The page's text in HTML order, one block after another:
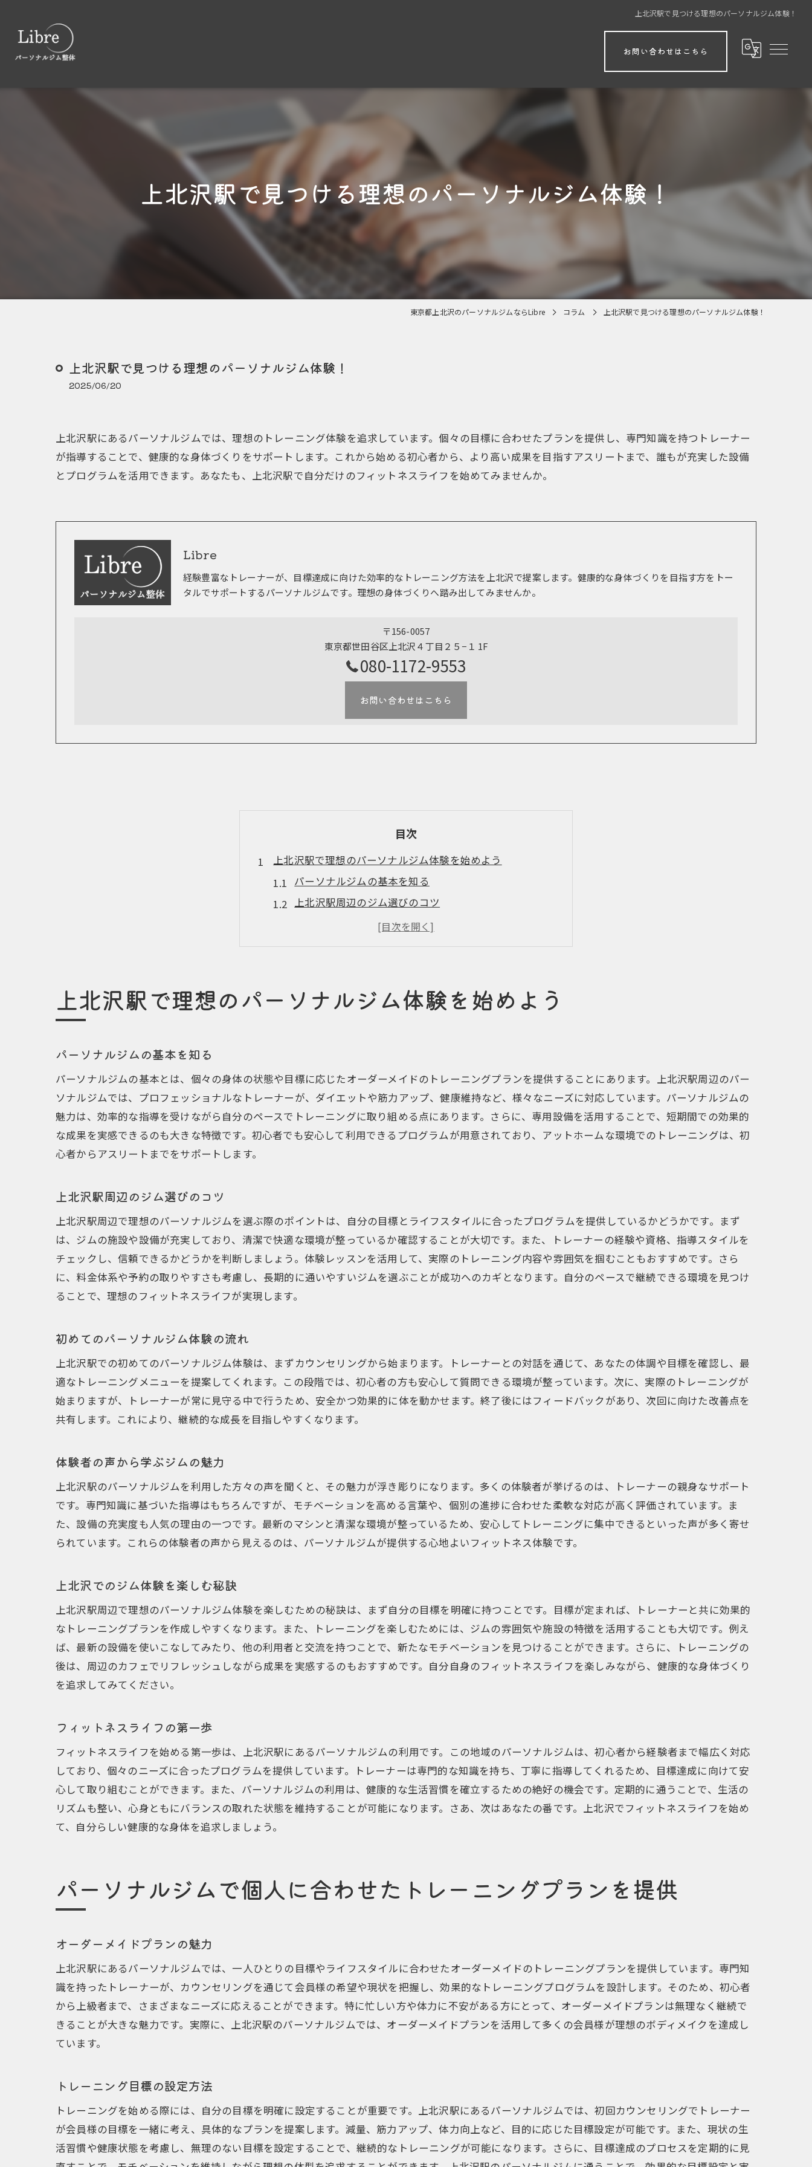
上北沢駅で見つける理想のパーソナルジム体験！
お問い合わせはこちら
上北沢駅で見つける理想のパーソナルジム体験！
東京都上北沢のパーソナルジムならLibre コラム 上北沢駅で見つける理想のパーソナルジム体験！
上北沢駅で見つける理想のパーソナルジム体験！
2025/06/20
上北沢駅にあるパーソナルジムでは、理想のトレーニング体験を追求しています。個々の目標に合わせたプランを提供し、専門知識を持つトレーナー
が指導することで、健康的な身体づくりをサポートします。これから始める初心者から、より高い成果を目指すアスリートまで、誰もが充実した設備
とプログラムを活用できます。あなたも、上北沢駅で自分だけのフィットネスライフを始めてみませんか。
Libre
経験豊富なトレーナーが、目標達成に向けた効率的なトレーニング方法を上北沢で提案します。健康的な身体づくりを目指す方をトー
タルでサポートするパーソナルジムです。理想の身体づくりへ踏み出してみませんか。
〒156-0057
東京都世田谷区上北沢４丁目２５−１ 1F
080-1172-9553
お問い合わせはこちら
目次
上北沢駅で理想のパーソナルジム体験を始めよう
パーソナルジムの基本を知る
上北沢駅周辺のジム選びのコツ
初めてのパーソナルジム体験の流れ
体験者の声から学ぶジムの魅力
フィットネスライフの第一歩
パーソナルジムで個人に合わせたトレーニングプランを提供
パーソナルジムでの目標達成事例
プログラムのカスタマイズ方法
効果的なトレーニングの秘訣
上北沢駅でのトレーニングプラン活用例
トレーナーと共に健康を維持する秘訣
個別指導で得られるメリット
トレーナーが提供する健康アドバイス
上北沢のトレーナー紹介
初心者からプロまで対応可能な上北沢のパーソナルジム
プロフェッショナルのための設備
初心者が安心して始められる理由
プロ選手が選ぶジムの特徴
設備ごとのトレーニングメニュー
設備を活かしたトレーニングのコツ
上北沢ジムの設備紹介
継続のためのモチベーション維持法
長期間のトレーニングで得られる効果
トレーニング継続のための計画作り
上北沢で健康的なライフスタイルを手に入れる秘訣
ライフスタイルに合わせたジム活用法
健康維持のための食事管理
運動と休息のバランスを見直す
トレーナーと共に目標達成を目指すパーソナルジムの魅力
モチベーションを引き出すトレーナーの役割
トレーナーと一緒に取り組むゴール設定
上北沢のパーソナルジムでの成功体験
上北沢駅で理想のパーソナルジム体験を始めよう
パーソナルジムの基本を知る
パーソナルジムの基本とは、個々の身体の状態や目標に応じたオーダーメイドのトレーニングプランを提供することにあります。上北沢駅周辺のパー
ソナルジムでは、プロフェッショナルなトレーナーが、ダイエットや筋力アップ、健康維持など、様々なニーズに対応しています。パーソナルジムの
魅力は、効率的な指導を受けながら自分のペースでトレーニングに取り組める点にあります。さらに、専用設備を活用することで、短期間での効果的
な成果を実感できるのも大きな特徴です。初心者でも安心して利用できるプログラムが用意されており、アットホームな環境でのトレーニングは、初
心者からアスリートまでをサポートします。
上北沢駅周辺のジム選びのコツ
上北沢駅周辺で理想のパーソナルジムを選ぶ際のポイントは、自分の目標とライフスタイルに合ったプログラムを提供しているかどうかです。まず
は、ジムの施設や設備が充実しており、清潔で快適な環境が整っているか確認することが大切です。また、トレーナーの経験や資格、指導スタイルを
チェックし、信頼できるかどうかを判断しましょう。体験レッスンを活用して、実際のトレーニング内容や雰囲気を掴むこともおすすめです。さら
に、料金体系や予約の取りやすさも考慮し、長期的に通いやすいジムを選ぶことが成功へのカギとなります。自分のペースで継続できる環境を見つけ
ることで、理想のフィットネスライフが実現します。
初めてのパーソナルジム体験の流れ
上北沢駅での初めてのパーソナルジム体験は、まずカウンセリングから始まります。トレーナーとの対話を通じて、あなたの体調や目標を確認し、最
適なトレーニングメニューを提案してくれます。この段階では、初心者の方も安心して質問できる環境が整っています。次に、実際のトレーニングが
始まりますが、トレーナーが常に見守る中で行うため、安全かつ効果的に体を動かせます。終了後にはフィードバックがあり、次回に向けた改善点を
共有します。これにより、継続的な成長を目指しやすくなります。
体験者の声から学ぶジムの魅力
上北沢駅のパーソナルジムを利用した方々の声を聞くと、その魅力が浮き彫りになります。多くの体験者が挙げるのは、トレーナーの親身なサポート
です。専門知識に基づいた指導はもちろんですが、モチベーションを高める言葉や、個別の進捗に合わせた柔軟な対応が高く評価されています。ま
た、設備の充実度も人気の理由の一つです。最新のマシンと清潔な環境が整っているため、安心してトレーニングに集中できるといった声が多く寄せ
られています。これらの体験者の声から見えるのは、パーソナルジムが提供する心地よいフィットネス体験です。
上北沢でのジム体験を楽しむ秘訣
上北沢駅周辺で理想のパーソナルジム体験を楽しむための秘訣は、まず自分の目標を明確に持つことです。目標が定まれば、トレーナーと共に効果的
なトレーニングプランを作成しやすくなります。また、トレーニングを楽しむためには、ジムの雰囲気や施設の特徴を活用することも大切です。例え
ば、最新の設備を使いこなしてみたり、他の利用者と交流を持つことで、新たなモチベーションを見つけることができます。さらに、トレーニングの
後は、周辺のカフェでリフレッシュしながら成果を実感するのもおすすめです。自分自身のフィットネスライフを楽しみながら、健康的な身体づくり
を追求してみてください。
フィットネスライフの第一歩
フィットネスライフを始める第一歩は、上北沢駅にあるパーソナルジムの利用です。この地域のパーソナルジムは、初心者から経験者まで幅広く対応
しており、個々のニーズに合ったプログラムを提供しています。トレーナーは専門的な知識を持ち、丁寧に指導してくれるため、目標達成に向けて安
心して取り組むことができます。また、パーソナルジムの利用は、健康的な生活習慣を確立するための絶好の機会です。定期的に通うことで、生活の
リズムも整い、心身ともにバランスの取れた状態を維持することが可能になります。さあ、次はあなたの番です。上北沢でフィットネスライフを始め
て、自分らしい健康的な身体を追求しましょう。
パーソナルジムで個人に合わせたトレーニングプランを提供
オーダーメイドプランの魅力
上北沢駅にあるパーソナルジムでは、一人ひとりの目標やライフスタイルに合わせたオーダーメイドのトレーニングプランを提供しています。専門知
識を持ったトレーナーが、カウンセリングを通じて会員様の希望や現状を把握し、効果的なトレーニングプログラムを設計します。そのため、初心者
から上級者まで、さまざまなニーズに応えることができます。特に忙しい方や体力に不安がある方にとって、オーダーメイドプランは無理なく継続で
きることが大きな魅力です。実際に、上北沢駅のパーソナルジムでは、オーダーメイドプランを活用して多くの会員様が理想のボディメイクを達成し
ています。
トレーニング目標の設定方法
トレーニングを始める際には、自分の目標を明確に設定することが重要です。上北沢駅にあるパーソナルジムでは、初回カウンセリングでトレーナー
が会員様の目標を一緒に考え、具体的なプランを提案します。減量、筋力アップ、体力向上など、目的に応じた目標設定が可能です。また、現状の生
活習慣や健康状態を考慮し、無理のない目標を設定することで、継続的なトレーニングが可能になります。さらに、目標達成のプロセスを定期的に見